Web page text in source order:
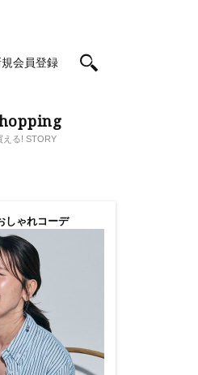
会員登録
える! STORY
しゃれコーデ